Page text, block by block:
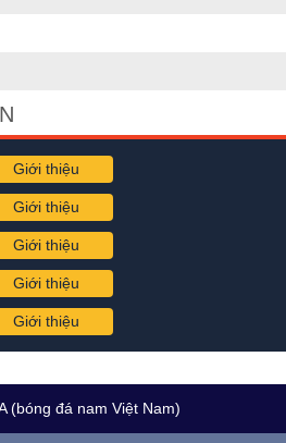
Giới thiệu
Giới thiệu
Giới thiệu
Giới thiệu
Giới thiệu
(bóng đá nam Việt Nam)